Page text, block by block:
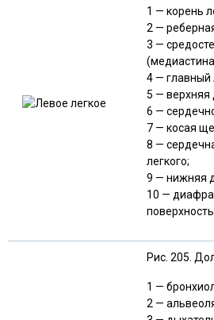
1 — корень
2 —
3 —
4 — главный
5 — верхняя
6 —
7 — косая
8 —
легкого;
9 — нижняя
10 —
поверхность
Рис. 205.
1 —
2 —